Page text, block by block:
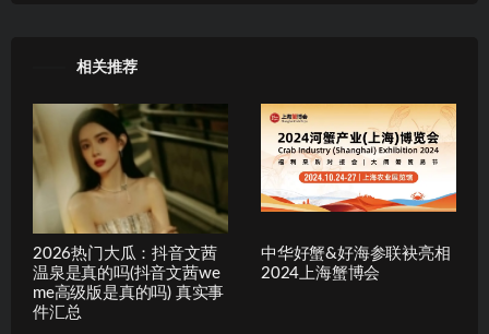
相关推荐
2026热门大瓜：抖音文茜
温泉是真的吗(抖音文茜we
me高级版是真的吗) 真实事
件汇总
中华好蟹&好海参联袂亮相
2024上海蟹博会